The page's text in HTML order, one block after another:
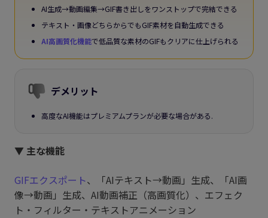
AI生成→動画編集→GIF書き出しをワンストップで完結できる
テキスト・画像どちらからでもGIF素材を自動生成できる
AI高画質化機能で低品質な素材のGIFもクリアに仕上げられる
デメリット
高度なAI機能はプレミアムプランが必要な場合がある.
▼ 主な機能
GIFエクスポート、「AIテキスト→動画」生成、「AI画
像→動画」生成、AI動画補正（高画質化）、エフェク
ト・フィルター・テキストアニメーション